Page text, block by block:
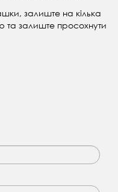
залиште на кілька
та залиште просохнути